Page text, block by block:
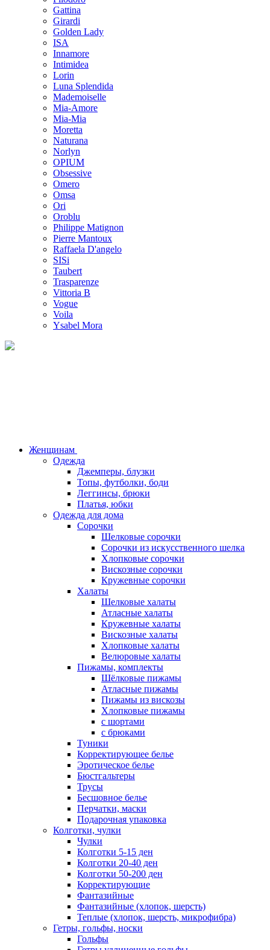
Gattina
Girardi
Golden Lady
ISA
Innamore
Intimidea
Lorin
Luna Splendida
Mademoiselle
Mia-Amore
Mia-Mia
Moretta
Naturana
Norlyn
OPIUM
Obsessive
Omero
Omsa
Ori
Oroblu
Philippe Matignon
Pierre Mantoux
Raffaela D'angelo
SISi
Taubert
Trasparenze
Vittoria B
Vogue
Voila
Ysabel Mora
Женщинам
Одежда
Джемперы, блузки
Топы, футболки, боди
Леггинсы, брюки
Платья, юбки
Одежда для дома
Сорочки
Шелковые сорочки
Сорочки из искусственного шелка
Хлопковые сорочки
Вискозные сорочки
Кружевные сорочки
Халаты
Шелковые халаты
Атласные халаты
Кружевные халаты
Вискозные халаты
Хлопковые халаты
Велюровые халаты
Пижамы, комплекты
Шёлковые пижамы
Атласные пижамы
Пижамы из вискозы
Хлопковые пижамы
с шортами
с брюками
Туники
Корректирующее белье
Эротическое белье
Бюстгальтеры
Трусы
Бесшовное белье
Перчатки, маски
Подарочная упаковка
Колготки, чулки
Чулки
Колготки 5-15 ден
Колготки 20-40 ден
Колготки 50-200 ден
Корректирующие
Фантазийные
Фантазийные (хлопок, шерсть)
Теплые (хлопок, шерсть, микрофибра)
Гетры, гольфы, носки
Гольфы